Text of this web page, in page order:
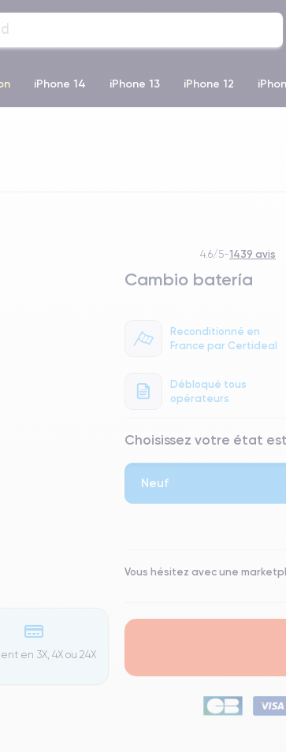
iPhone 14 iPhone 13 iPhone 12
en 3X, 4X ou 24X
4.6/5-1439 avis
Cambio batería
Reconditionné en
France par Certideal
Débloqué tous
opérateurs
Choisissez votre état
Neuf
● Batterie : usage intensif.
Vous hésitez avec une